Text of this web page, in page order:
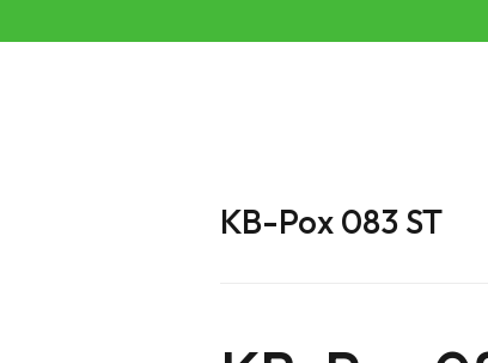
KB-Pox 083 ST